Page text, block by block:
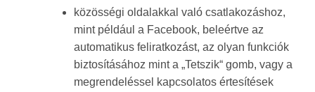
közösségi oldalakkal való csatlakozáshoz,
mint például a Facebook, beleértve az
automatikus feliratkozást, az olyan funkciók
biztosításához mint a „Tetszik“ gomb, vagy a
megrendeléssel kapcsolatos értesítések